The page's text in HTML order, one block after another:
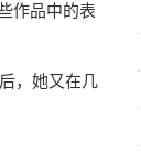
作品中的表
，她又在几